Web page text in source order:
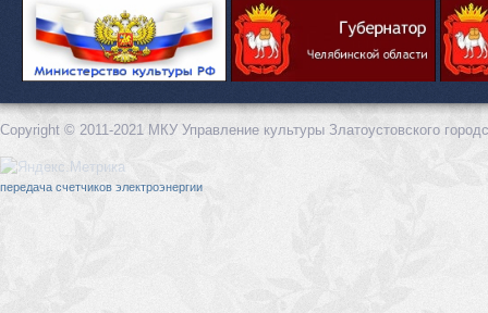
Copyright © 2011-2021 МКУ Управление культуры Златоустовского
передача счетчиков электроэнергии